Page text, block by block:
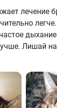
лечение
Лишай